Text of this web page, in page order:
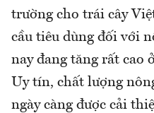
trường cho trái cây
cầu tiêu dùng đối với
nay đang tăng rất cao
Uy tín, chất lượng
ngày càng được cải